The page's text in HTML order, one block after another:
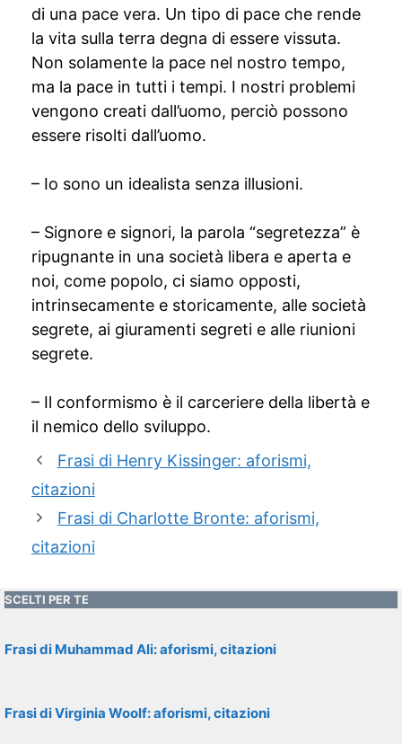
di una pace vera. Un tipo di pace che rende
la vita sulla terra degna di essere vissuta.
Non solamente la pace nel nostro tempo,
ma la pace in tutti i tempi. I nostri problemi
vengono creati dall’uomo, perciò possono
essere risolti dall’uomo.
– Io sono un idealista senza illusioni.
– Signore e signori, la parola “segretezza” è
ripugnante in una società libera e aperta e
noi, come popolo, ci siamo opposti,
intrinsecamente e storicamente, alle società
segrete, ai giuramenti segreti e alle riunioni
segrete.
– Il conformismo è il carceriere della libertà e
il nemico dello sviluppo.
Frasi di Henry Kissinger: aforismi,
citazioni
Frasi di Charlotte Bronte: aforismi,
citazioni
SCELTI PER TE
Frasi di Muhammad Ali: aforismi, citazioni
Frasi di Virginia Woolf: aforismi, citazioni